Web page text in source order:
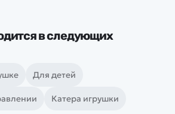
в следующих
Для детей
Катера игрушки